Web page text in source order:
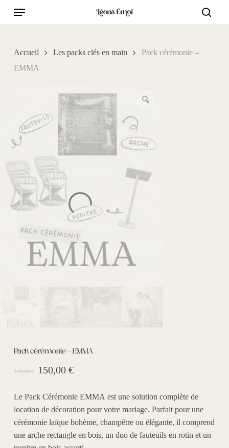
Menu
Accueil Les packs clés en main
Pack cérémonie –
EMMA
Pack cérémonie – EMMA
170,00€ Le
initial
était :
170,00 €.
150,00 €Le
actuel
est :
150,00 €.
Le Pack Cérémonie EMMA est une solution complète de
location de décoration pour votre mariage. Parfait pour une
cérémonie laïque bohème, champêtre ou élégante, il comprend
une arche rectangle en bois, un duo de fauteuils en rotin et un